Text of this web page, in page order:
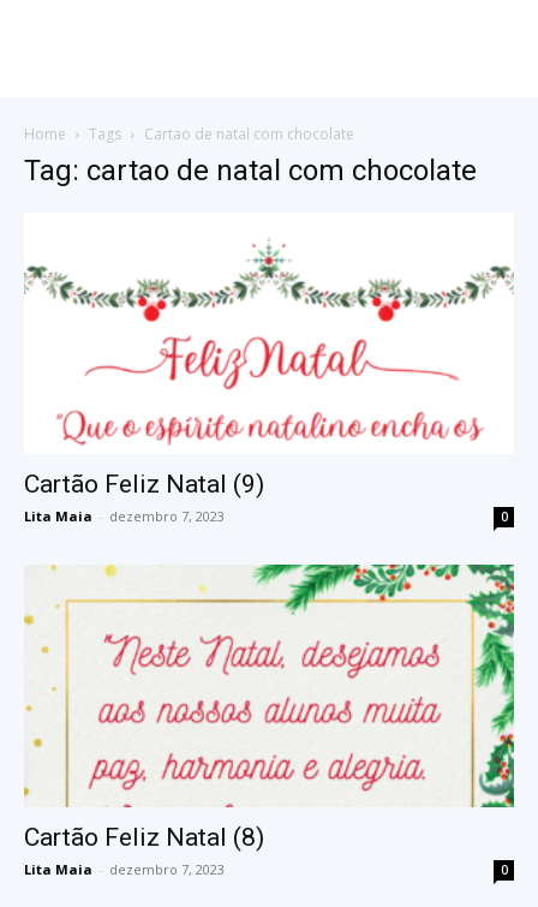
Home Tags Cartao de natal com chocolate
Tag: cartao de natal com chocolate
Cartão Feliz Natal (9)
Lita Maia - dezembro 7, 2023 0
Cartão Feliz Natal (8)
Lita Maia - dezembro 7, 2023 0